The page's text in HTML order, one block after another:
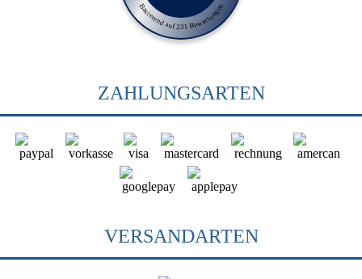
Basierend auf 231 Bewertungen
ZAHLUNGSARTEN
VERSANDARTEN